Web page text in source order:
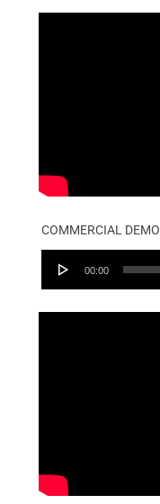
COMMERCIAL DEMO
Audio
00:00